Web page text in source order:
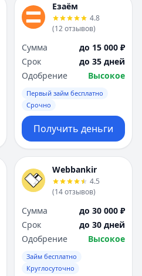
Езаём
4.8
(12отзывов)
Сумма
до 15 000 ₽
Срок
до 35 дней
Одобрение
Высокое
Первый займ бесплатно
Срочно
Получить деньги
Webbankir
4.5
(14отзывов)
Сумма
до 30 000 ₽
Срок
до 30 дней
Одобрение
Высокое
Займ бесплатно
Круглосуточно